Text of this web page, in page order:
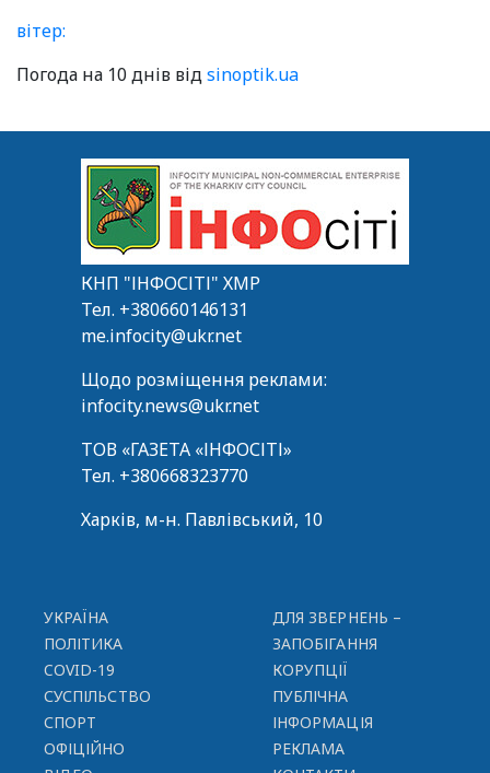
вітер:
Погода на 10 днів відsinoptik.ua
КНП "ІНФОСІТІ" ХМР
Тел. +380660146131
me.infocity@ukr.net
Щодо розміщення реклами:
infocity.news@ukr.net
ТОВ «ГАЗЕТА «ІНФОСІТІ»
Тел. +380668323770
Харків, м-н. Павлівський, 10
УКРАЇНА
ПОЛІТИКА
COVID-19
СУСПІЛЬСТВО
СПОРТ
ОФІЦІЙНО
ДЛЯ ЗВЕРНЕНЬ –
ЗАПОБІГАННЯ
КОРУПЦІЇ
ПУБЛІЧНА
ІНФОРМАЦІЯ
РЕКЛАМА